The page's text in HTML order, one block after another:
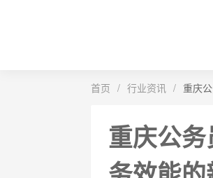
首页 / 行业资讯 / 重庆
重庆公